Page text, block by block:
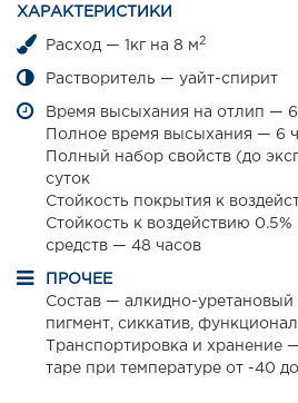
ХАРАКТЕРИСТИКИ
Расход — 1кг на 8 м 2
Растворитель — уайт-спирит
Время высыхания на отлип —
Полное время высыхания — 6
Полный набор свойств (до
суток
Стойкость покрытия к
Стойкость к воздействию
средств — 48 часов
ПРОЧЕЕ
Состав — алкидно-уретановый
пигмент, сиккатив,
Транспортировка и хранение
таре при температуре от -40